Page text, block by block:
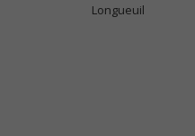
Longueuil